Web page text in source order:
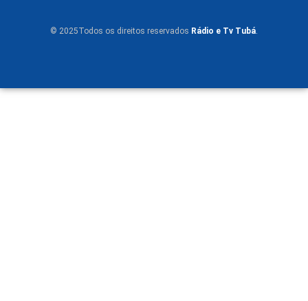
© 2025Todos os direitos reservados Rádio e Tv Tubá.